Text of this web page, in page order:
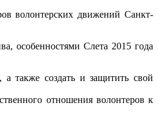
волонтерских движений Санкт-
особенностями Слета 2015 года
также создать и защитить свой
отношения волонтеров к